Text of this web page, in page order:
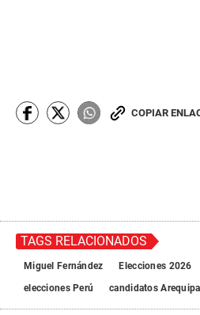
COPIAR
TAGS RELACIONADOS
Miguel Fernández Elecciones 2026
elecciones Perú
candidatos Arequipa